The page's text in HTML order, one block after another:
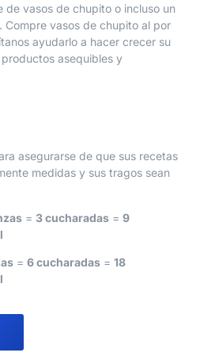
de vasos de chupito o incluso un
Compre vasos de chupito al por
ayudarlo a hacer crecer su
asequibles y
asegurarse de que sus recetas
medidas y sus tragos sean
= 3 cucharadas = 9
= 6 cucharadas = 18